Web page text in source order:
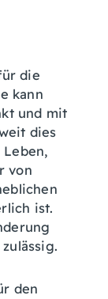
die
kann
und mit
dies
von
ist.
den